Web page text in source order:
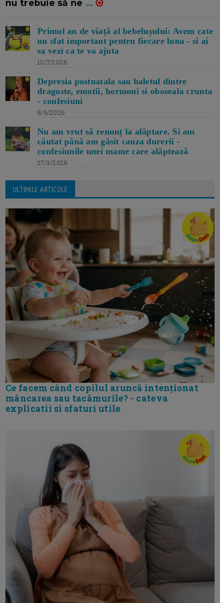
nu trebuie să ne ...
Primul an de viață al bebelușului: Avem cate
un sfat important pentru fiecare luna - si ai
sa vezi ca te va ajuta
10/7/2026
Depresia postnatala sau baletul dintre
dragoste, emotii, hormoni si oboseala crunta
- confesiuni
9/6/2026
Nu am vrut să renunț la alăptare. Si am
căutat până am găsit cauza durerii -
confesiunile unei mame care alăptează
27/3/2026
ULTIMILE ARTICOLE
Ce facem când copilul aruncă intenționat
mâncarea sau tacâmurile? - cateva
explicatii si sfaturi utile